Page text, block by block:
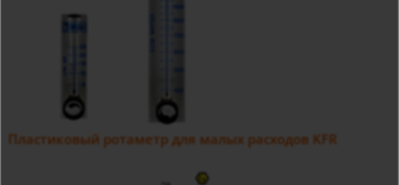
Пластиковый ротаметр для малых расходов KFR